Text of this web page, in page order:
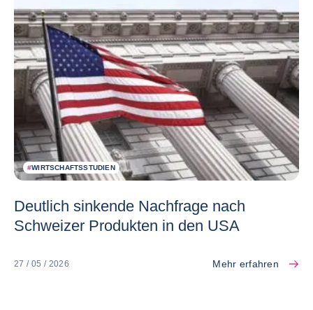
#WIRTSCHAFTSSTUDIEN
Deutlich sinkende Nachfrage nach
Schweizer Produkten in den USA
27 / 05 / 2026 Mehr erfahren